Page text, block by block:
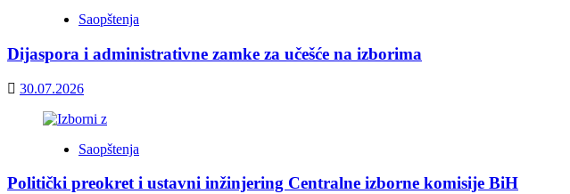
Saopštenja
Dijaspora i administrativne zamke za učešće na izborima
30.07.2026
Saopštenja
Politički preokret i ustavni inžinjering Centralne izborne komisije BiH